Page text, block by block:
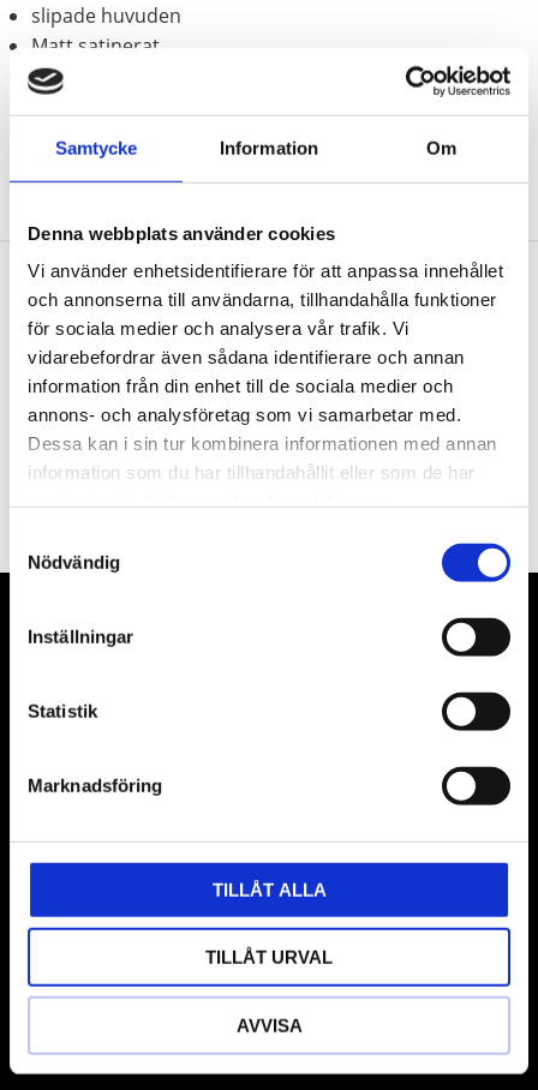
Samtycke Information Om
Denna webbplats använder cookies
Vi använder enhetsidentifierare för att anpassa innehållet
och annonserna till användarna, tillhandahålla funktioner
för sociala medier och analysera vår trafik. Vi
vidarebefordrar även sådana identifierare och annan
information från din enhet till de sociala medier och
annons- och analysföretag som vi samarbetar med.
Dessa kan i sin tur kombinera informationen med annan
information som du har tillhandahållit eller som de har
Nödvändig
Inställningar
Statistik
Marknadsföring
TILLÅT ALLA
TILLÅT URVAL
AVVISA
slipade huvuden
Matt satinerat
Krom vanadium
Nyhetsbrev
PRENUMERERA
VÅRA LEVERANTÖRER
& däckmaskiner och Master luftmaskiner. Kontakta oss
kunden.
BUTIK